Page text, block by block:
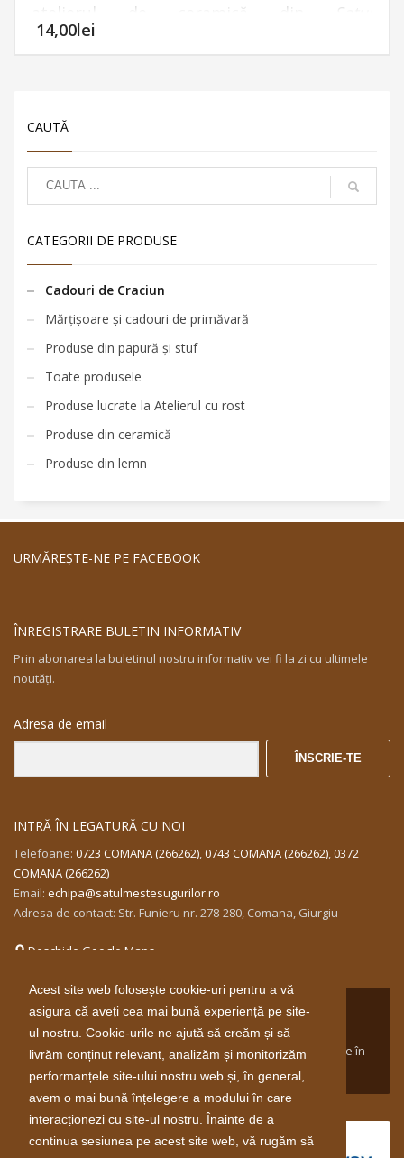
Acest site web folosește cookie-uri pentru a vă
asigura că aveți cea mai bună experiență pe site-
ul nostru. Cookie-urile ne ajută să creăm și să
livrăm conținut relevant, analizăm și monitorizăm
performanțele site-ului nostru web și, în general,
avem o mai bună înțelegere a modului în care
interacționezi cu site-ul nostru. Înainte de a
continua sesiunea pe acest site web, vă rugăm să
atelierul de ceramică din
Satul
meșteșugurilor din Comana
14,00lei
CAUTĂ
CATEGORII DE PRODUSE
Cadouri de Craciun
Mărțișoare și cadouri de primăvară
Produse din papură și stuf
Toate produsele
Produse lucrate la Atelierul cu rost
Produse din ceramică
Produse din lemn
URMĂREŞTE-NE PE FACEBOOK
ÎNREGISTRARE BULETIN INFORMATIV
Prin abonarea la buletinul nostru informativ vei fi la zi cu ultimele
noutăţi.
Adresa de email
ÎNSCRIE-TE
INTRĂ ÎN LEGATURĂ CU NOI
Telefoane: 0723 COMANA (266262),0743 COMANA (266262),0372
COMANA (266262)
Email: echipa@satulmestesugurilor.ro
Adresa de contact: Str. Funieru nr. 278-280, Comana, Giurgiu
Deschide Google Maps
Proiect susținut între aprilie 2014 și aprilie 2016 de către
Guvernul Norvegiei prin Mecanismul Financiar Norvegian
2009-2014 în cadrul domeniului de finanţare Inovare Verde în
Industria din Romania.